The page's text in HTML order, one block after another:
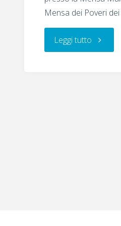
Mensa dei Poveri
Leggi tutto "Iniziativa